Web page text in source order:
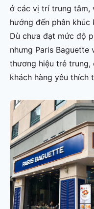
ở các vị trí trung tâm,
hướng đến phân khúc
Dù chưa đạt mức độ
nhưng Paris Baguette
thương hiệu trẻ trung,
khách hàng yêu thích